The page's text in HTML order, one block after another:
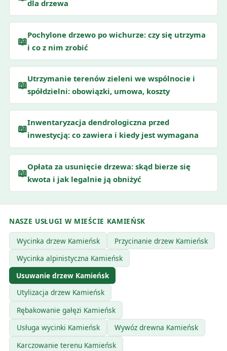
dla drzewa
📖Pochylone drzewo po wichurze: czy się utrzyma
i co z nim zrobić
📖Utrzymanie terenów zieleni we wspólnocie i
spółdzielni: obowiązki, umowa, koszty
📖Inwentaryzacja dendrologiczna przed
inwestycją: co zawiera i kiedy jest wymagana
📖Opłata za usunięcie drzewa: skąd bierze się
kwota i jak legalnie ją obniżyć
NASZE USŁUGI W MIEŚCIE KAMIEŃSK
Wycinka drzew Kamieńsk
Przycinanie drzew Kamieńsk
Wycinka alpinistyczna Kamieńsk
Usuwanie drzew Kamieńsk
Utylizacja drzew Kamieńsk
Rębakowanie gałęzi Kamieńsk
Usługa wycinki Kamieńsk
Wywóz drewna Kamieńsk
Karczowanie terenu Kamieńsk